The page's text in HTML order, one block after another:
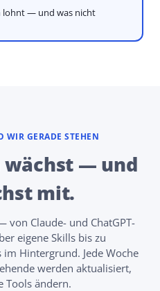
lohnt — und was nicht
GERADE STEHEN
— und
mit.
Claude- und ChatGPT-
eigene Skills bis zu
Hintergrund. Jede Woche
werden aktualisiert,
Tools ändern.